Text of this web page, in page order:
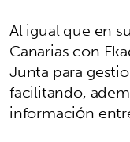
Al igual que en
Canarias con
Junta para
facilitando,
información